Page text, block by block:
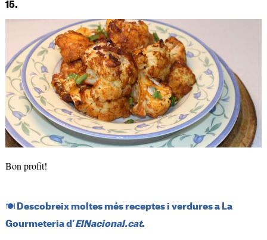
15.
Bon profit!
​🍽️​ Descobreix moltes més receptes i verdures a La
Gourmeteria d’ElNacional.cat.